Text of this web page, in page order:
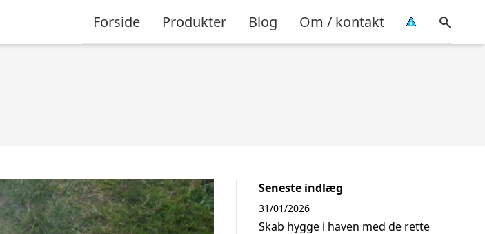
Forside Produkter Blog Om / kontakt
Seneste indlæg
Skab hygge i haven med de rette
31/01/2026